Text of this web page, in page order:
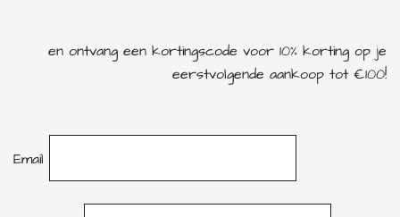
en ontvang een kortingscode voor 10% korting op je
eerstvolgende aankoop tot €100!
Email